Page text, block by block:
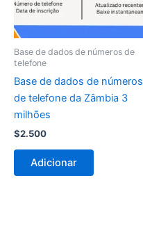
Base de dados de números de
telefone
Base de dados de números
de telefone da Zâmbia 3
milhões
$2.500
Adicionar